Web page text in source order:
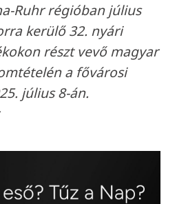
Ruhr régióban július
kerülő 32. nyári
részt vevő magyar
a fővárosi
július 8-án.